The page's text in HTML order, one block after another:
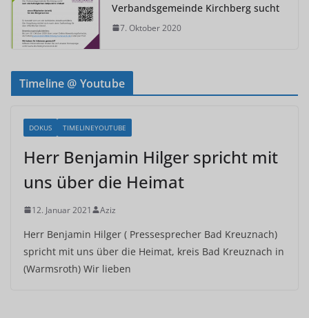
Verbandsgemeinde Kirchberg sucht
7. Oktober 2020
Timeline @ Youtube
DOKUS TIMELINEYOUTUBE
Herr Benjamin Hilger spricht mit
uns über die Heimat
12. Januar 2021 Aziz
Herr Benjamin Hilger ( Pressesprecher Bad Kreuznach)
spricht mit uns über die Heimat, kreis Bad Kreuznach in
(Warmsroth) Wir lieben